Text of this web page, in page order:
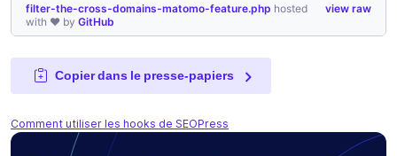
view raw
filter-the-cross-domains-matomo-feature.php hosted
with ❤ by GitHub
Copier dans le presse-papiers
Comment utiliser les hooks de SEOPress